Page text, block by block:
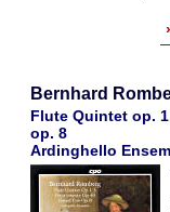
Bernhard
Flute Quintet op.
op. 8
Ardinghello